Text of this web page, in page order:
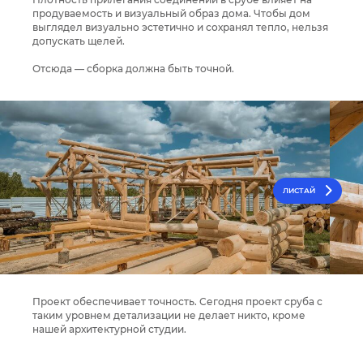
продуваемость и визуальный образ дома. Чтобы дом
выглядел визуально эстетично и сохранял тепло, нельзя
допускать щелей.
Отсюда — сборка должна быть точной.⁣⁣
ЛИСТАЙ
Проект обеспечивает точность. Сегодня проект сруба с
таким уровнем детализации не делает никто, кроме
нашей архитектурной студии.